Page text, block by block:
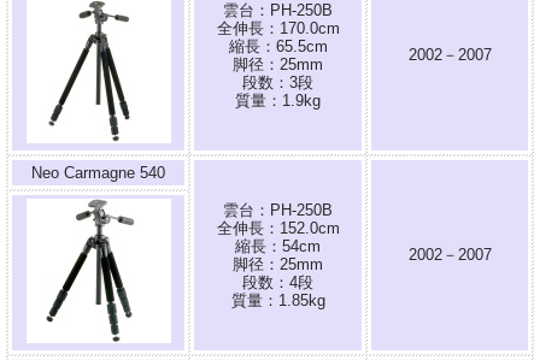
雲台：PH-250B
全伸長：170.0cm
縮長：65.5cm
脚径：25mm
段数：3段
質量：1.9kg
2002－2007
Neo Carmagne 540
雲台：PH-250B
全伸長：152.0cm
縮長：54cm
脚径：25mm
段数：4段
質量：1.85kg
2002－2007